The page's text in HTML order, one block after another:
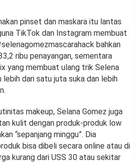
pinset dan maskara itu lantas
TikTok dan Instagram membuat
bahkan
ribu penayangan, sementara
yang membuat ulang trik Selena
lebih dari satu juta suka dan lebih
makeup, Selana Gomez juga
kulit dengan produk-produk low
“sepanjang minggu”. Dia
bisa dibeli secara online atau di
kurang dari USS 30 atau sekitar